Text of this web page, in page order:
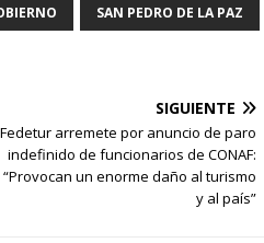
SAN PEDRO DE LA PAZ
SIGUIENTE
Fedetur arremete por anuncio de paro
indefinido de funcionarios de CONAF:
“Provocan un enorme daño al turismo
y al país”